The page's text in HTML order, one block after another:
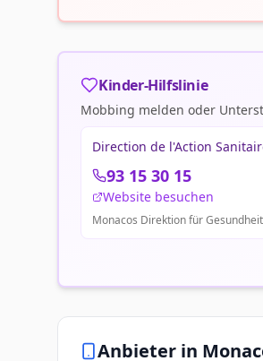
Kinder-Hilfslinie
Mobbing melden oder
Direction de l'Action
93 15 30 15
Website besuchen
Monacos Direktion für
Anbieter in